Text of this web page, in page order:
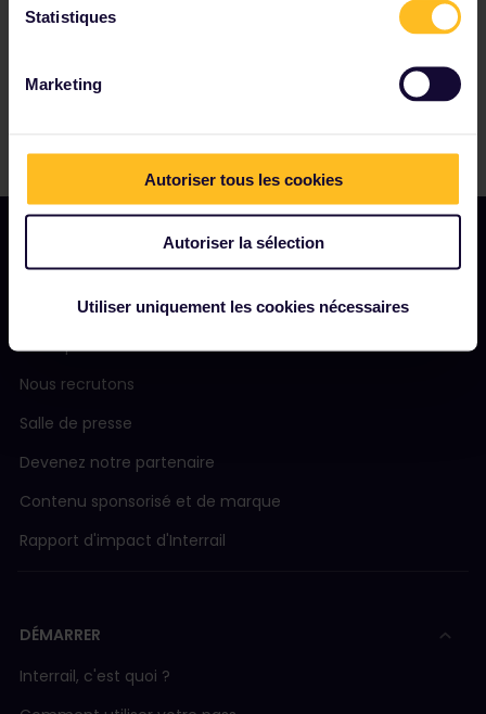
Statistiques
Marketing
Autoriser tous les cookies
Autoriser la sélection
Utiliser uniquement les cookies nécessaires
NOTRE SOCIÉTÉ
Notre profil
Nous recrutons
Salle de presse
Devenez notre partenaire
Contenu sponsorisé et de marque
Rapport d'impact d'Interrail
DÉMARRER
Interrail, c'est quoi ?